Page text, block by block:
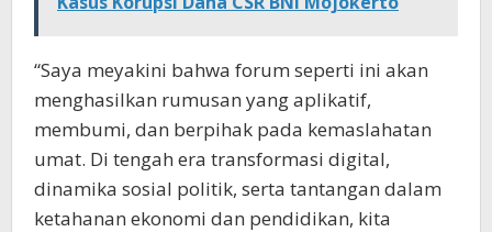
“Saya meyakini bahwa forum seperti ini akan
menghasilkan rumusan yang aplikatif,
membumi, dan berpihak pada kemaslahatan
umat. Di tengah era transformasi digital,
dinamika sosial politik, serta tantangan dalam
ketahanan ekonomi dan pendidikan, kita